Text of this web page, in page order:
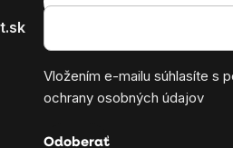
Vložením e-mailu súhlasíte s
ochrany osobných údajov
Odoberať